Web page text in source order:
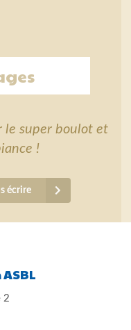
le super boulot et
!
écrire
2